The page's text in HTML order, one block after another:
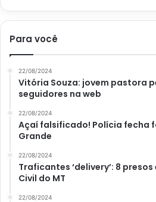
as flores deixam a decoração mais
orienta misturar floras de várias
mesa.
Para você
22/08/2024
Vitória Souza: jovem pastora
seguidores na web
22/08/2024
Açaí falsificado! Polícia fecha
Grande
22/08/2024
Traficantes ‘delivery’: 8
Civil do MT
22/08/2024